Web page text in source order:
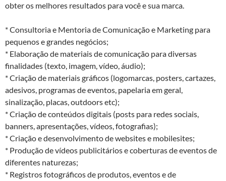
obter os melhores resultados para você e sua marca.
* Consultoria e Mentoria de Comunicação e Marketing para
pequenos e grandes negócios;
* Elaboração de materiais de comunicação para diversas
finalidades (texto, imagem, vídeo, áudio);
* Criação de materiais gráficos (logomarcas, posters, cartazes,
adesivos, programas de eventos, papelaria em geral,
sinalização, placas, outdoors etc);
* Criação de conteúdos digitais (posts para redes sociais,
banners, apresentações, vídeos, fotografias);
* Criação e desenvolvimento de websites e mobilesites;
* Produção de vídeos publicitários e coberturas de eventos de
diferentes naturezas;
* Registros fotográficos de produtos, eventos e de